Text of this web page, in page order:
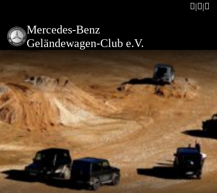
Mercedes-Benz
Geländewagen-Club e.V.